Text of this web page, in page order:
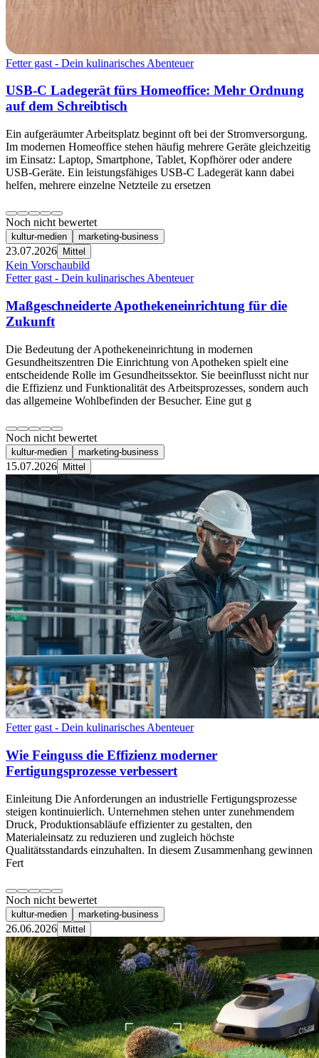
Fetter gast - Dein kulinarisches Abenteuer
USB-C Ladegerät fürs Homeoffice: Mehr Ordnung
auf dem Schreibtisch
Ein aufgeräumter Arbeitsplatz beginnt oft bei der Stromversorgung.
Im modernen Homeoffice stehen häufig mehrere Geräte gleichzeitig
im Einsatz: Laptop, Smartphone, Tablet, Kopfhörer oder andere
USB-Geräte. Ein leistungsfähiges USB-C Ladegerät kann dabei
helfen, mehrere einzelne Netzteile zu ersetzen
Noch nicht bewertet
kultur-medien marketing-business
23.07.2026 Mittel
Kein Vorschaubild
Fetter gast - Dein kulinarisches Abenteuer
Maßgeschneiderte Apothekeneinrichtung für die
Zukunft
Die Bedeutung der Apothekeneinrichtung in modernen
Gesundheitszentren Die Einrichtung von Apotheken spielt eine
entscheidende Rolle im Gesundheitssektor. Sie beeinflusst nicht nur
die Effizienz und Funktionalität des Arbeitsprozesses, sondern auch
das allgemeine Wohlbefinden der Besucher. Eine gut g
Noch nicht bewertet
kultur-medien marketing-business
15.07.2026 Mittel
Fetter gast - Dein kulinarisches Abenteuer
Wie Feinguss die Effizienz moderner
Fertigungsprozesse verbessert
Einleitung Die Anforderungen an industrielle Fertigungsprozesse
steigen kontinuierlich. Unternehmen stehen unter zunehmendem
Druck, Produktionsabläufe effizienter zu gestalten, den
Materialeinsatz zu reduzieren und zugleich höchste
Qualitätsstandards einzuhalten. In diesem Zusammenhang gewinnen
Fert
Noch nicht bewertet
kultur-medien marketing-business
26.06.2026 Mittel